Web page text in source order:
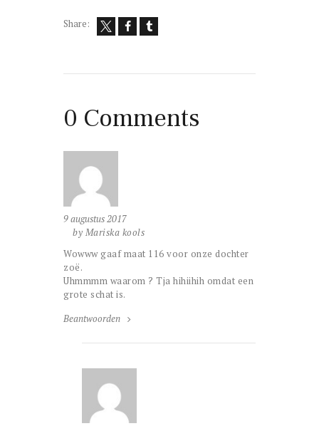
Share:
0 Comments
9 augustus 2017
by Mariska kools
Wowww gaaf maat 116 voor onze dochter
zoë.
Uhmmmm waarom ? Tja hihiihih omdat een
grote schat is.
Beantwoorden